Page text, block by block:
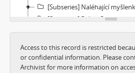
[Subseries] Naléhající
[Subseries] Pelvic Chain
[Subseries] Perplexity
[Subseries] Plasma
[Subseries] Promiň
Access to this record is restricted
or confidential information. Please
Archivist for more information on